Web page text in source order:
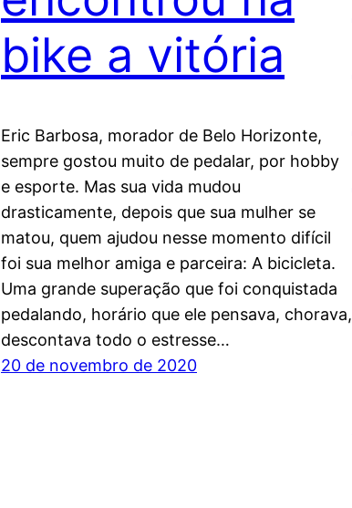
bike a vitória
Eric Barbosa, morador de Belo Horizonte,
sempre gostou muito de pedalar, por hobby
e esporte. Mas sua vida mudou
drasticamente, depois que sua mulher se
matou, quem ajudou nesse momento difícil
foi sua melhor amiga e parceira: A bicicleta.
Uma grande superação que foi conquistada
pedalando, horário que ele pensava, chorava,
descontava todo o estresse…
20 de novembro de 2020